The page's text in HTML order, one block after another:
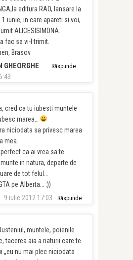
editura RAO, lansare la
1 iunie, in care apareti si voi,
ALICESISIMONA.
fac sa vi-l trimit.
Brasov
GHEORGHE Răspunde
cred ca tu iubesti muntele
marea…
niciodata sa privesc marea
mea…
ca ai vrea sa te
in natura, departe de
de tot felul…
pe Alberta… :))
9 iulie 2012 17:03 Răspunde
muntele, poienile
tacerea aia a naturii care te
„eu nu mai plec niciodata